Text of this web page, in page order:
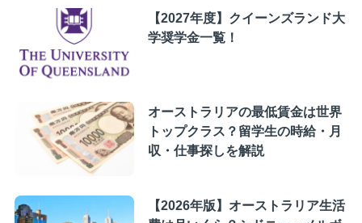
【2027年度】クイーンズランド大
学奨学金一覧！
オーストラリアの最低賃金は世界
トップクラス？留学生の時給・月
収・仕事探しを解説
【2026年版】オーストラリア生活